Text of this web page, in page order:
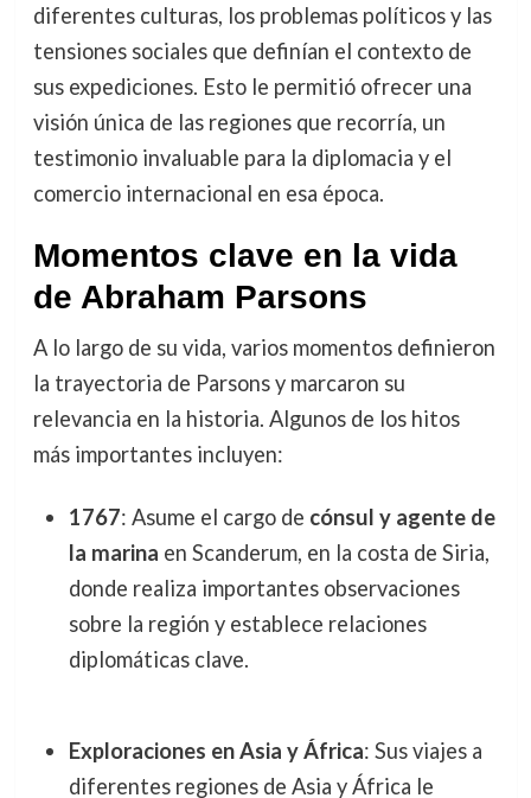
diferentes culturas, los problemas políticos y las
tensiones sociales que definían el contexto de
sus expediciones. Esto le permitió ofrecer una
visión única de las regiones que recorría, un
testimonio invaluable para la diplomacia y el
comercio internacional en esa época.
Momentos clave en la vida
de Abraham Parsons
A lo largo de su vida, varios momentos definieron
la trayectoria de Parsons y marcaron su
relevancia en la historia. Algunos de los hitos
más importantes incluyen:
1767: Asume el cargo de cónsul y agente de
la marina en Scanderum, en la costa de Siria,
donde realiza importantes observaciones
sobre la región y establece relaciones
diplomáticas clave.
Exploraciones en Asia y África: Sus viajes a
diferentes regiones de Asia y África le